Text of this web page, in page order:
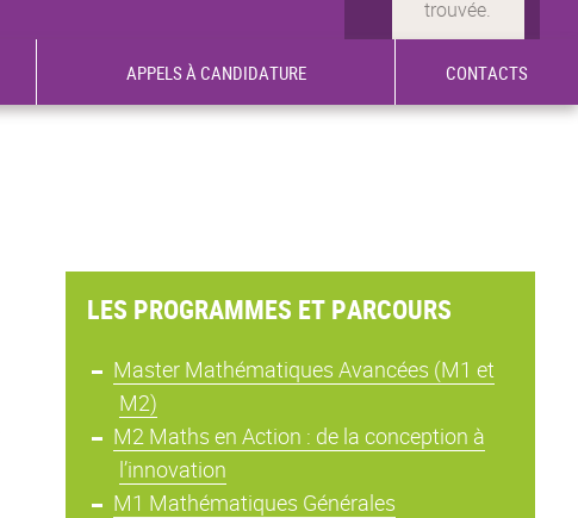
APPELS À CANDIDATURE CONTACTS
LES PROGRAMMES ET PARCOURS
Master Mathématiques Avancées (M1 et
M2)
M2 Maths en Action : de la conception à
l’innovation
M1 Mathématiques Générales